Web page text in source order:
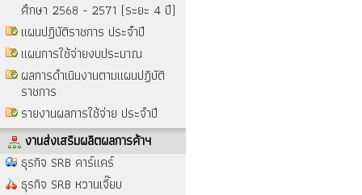
ศึกษา 2568 - 2571 (ระยะ 4 ปี)
แผนปฏิบัติราชการ ประจำปี
แผนการใช้จ่ายงบประมาณ
ผลการดำเนินงานตามแผนปฏิบัติ
ราชการ
รายงานผลการใช้จ่าย ประจำปี
งานส่งเสริมผลิตผลการค้าฯ
ธุรกิจ SRB คาร์แคร์
ธุรกิจ SRB หวานเจี๊ยบ